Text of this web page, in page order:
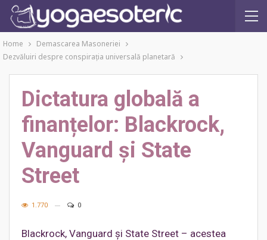
Home
Demascarea Masoneriei
Dezvăluiri despre conspiraţia universală planetară
Dictatura globală a
finanțelor: Blackrock,
Vanguard și State
Street
1.770 0
Blackrock, Vanguard și State Street – acestea